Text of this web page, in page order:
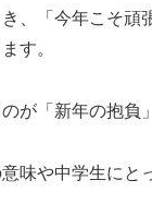
、「今年こそ頑
す。
が「新年の抱負
味や中学生にと